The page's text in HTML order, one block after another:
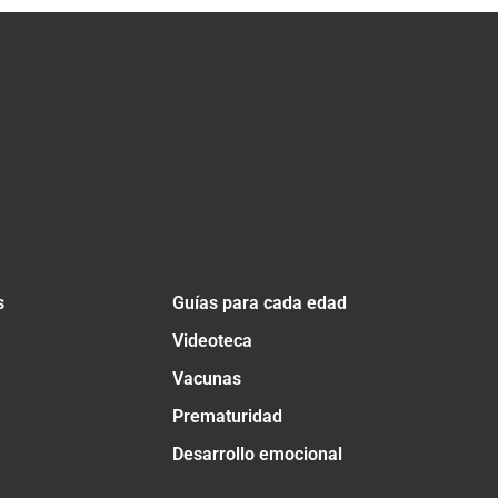
Guías para cada edad
Videoteca
Vacunas
Prematuridad
Desarrollo emocional